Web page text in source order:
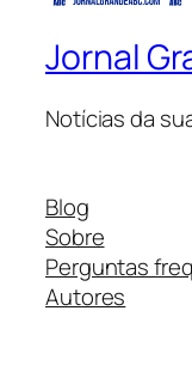
Jornal
Notícias da
Blog
Sobre
Perguntas
Autores